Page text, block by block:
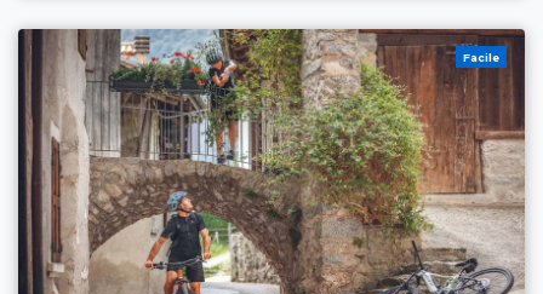
Facile